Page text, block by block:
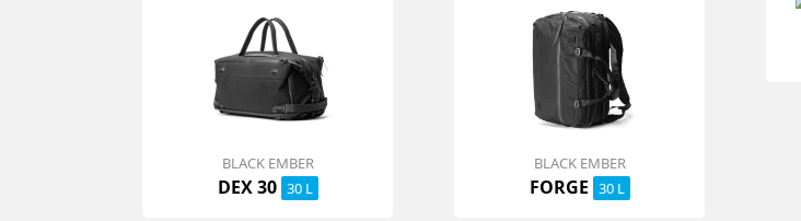
BLACK EMBER
DEX 30 30 L
BLACK EMBER
FORGE 30 L